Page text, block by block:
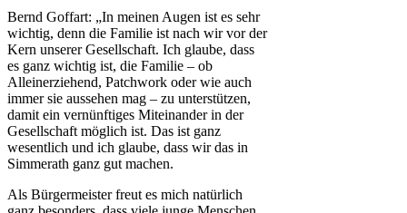
Bernd Goffart: „In meinen Augen ist es sehr
wichtig, denn die Familie ist nach wir vor der
Kern unserer Gesellschaft. Ich glaube, dass
es ganz wichtig ist, die Familie – ob
Alleinerziehend, Patchwork oder wie auch
immer sie aussehen mag – zu unterstützen,
damit ein vernünftiges Miteinander in der
Gesellschaft möglich ist. Das ist ganz
wesentlich und ich glaube, dass wir das in
Simmerath ganz gut machen.
Als Bürgermeister freut es mich natürlich